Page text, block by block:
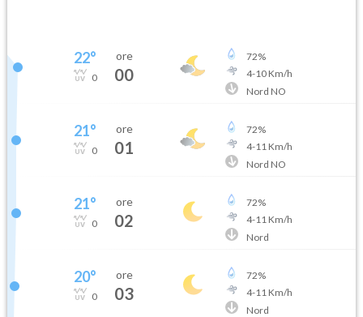
22°
0
ore
00
72%
4-10Km/h
Nord NO
21°
0
ore
01
72%
4-11Km/h
Nord NO
21°
0
ore
02
72%
4-11Km/h
Nord
20°
0
ore
03
72%
4-11Km/h
Nord